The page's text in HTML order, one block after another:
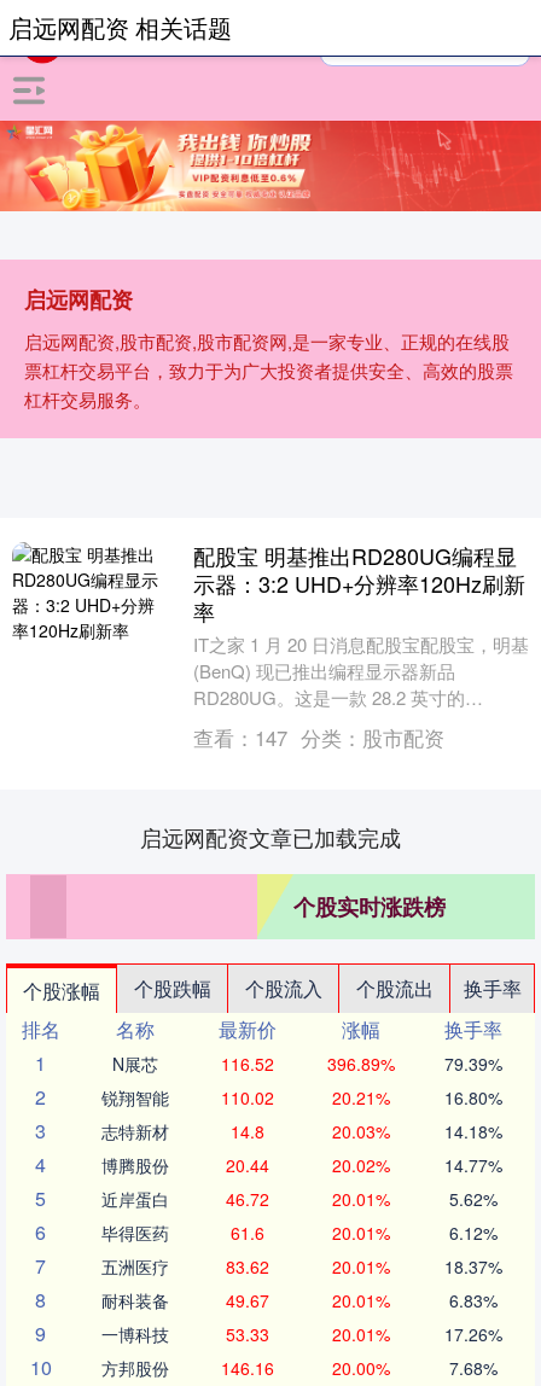
启远网配资
启远网配资,股市配资,股市配资网,是一家专业、正规的在线股
票杠杆交易平台，致力于为广大投资者提供安全、高效的股票
杠杆交易服务。
启远网配资 相关话题
配股宝 明基推出RD280UG编程显
示器：3:2 UHD+分辨率120Hz刷新
率
IT之家 1 月 20 日消息配股宝配股宝，明基
(BenQ) 现已推出编程显示器新品
RD280UG。这是一款 28.2 英寸的
3840×2560 分辨率 ....
查看： 147 分类： 股市配资
启远网配资文章已加载完成
个股实时涨跌榜
个股涨幅 个股跌幅 个股流入 个股流出
换手率
排名
名称 最新价 涨幅
换手率
1
N展芯 116.52 396.89% 79.39%
2 锐翔智能 110.02 20.21% 16.80%
3 志特新材 14.8 20.03% 14.18%
4 博腾股份 20.44 20.02% 14.77%
5 近岸蛋白 46.72 20.01% 5.62%
6 毕得医药 61.6 20.01% 6.12%
7 五洲医疗 83.62 20.01% 18.37%
8 耐科装备 49.67 20.01% 6.83%
9 一博科技 53.33 20.01% 17.26%
10 方邦股份 146.16 20.00% 7.68%